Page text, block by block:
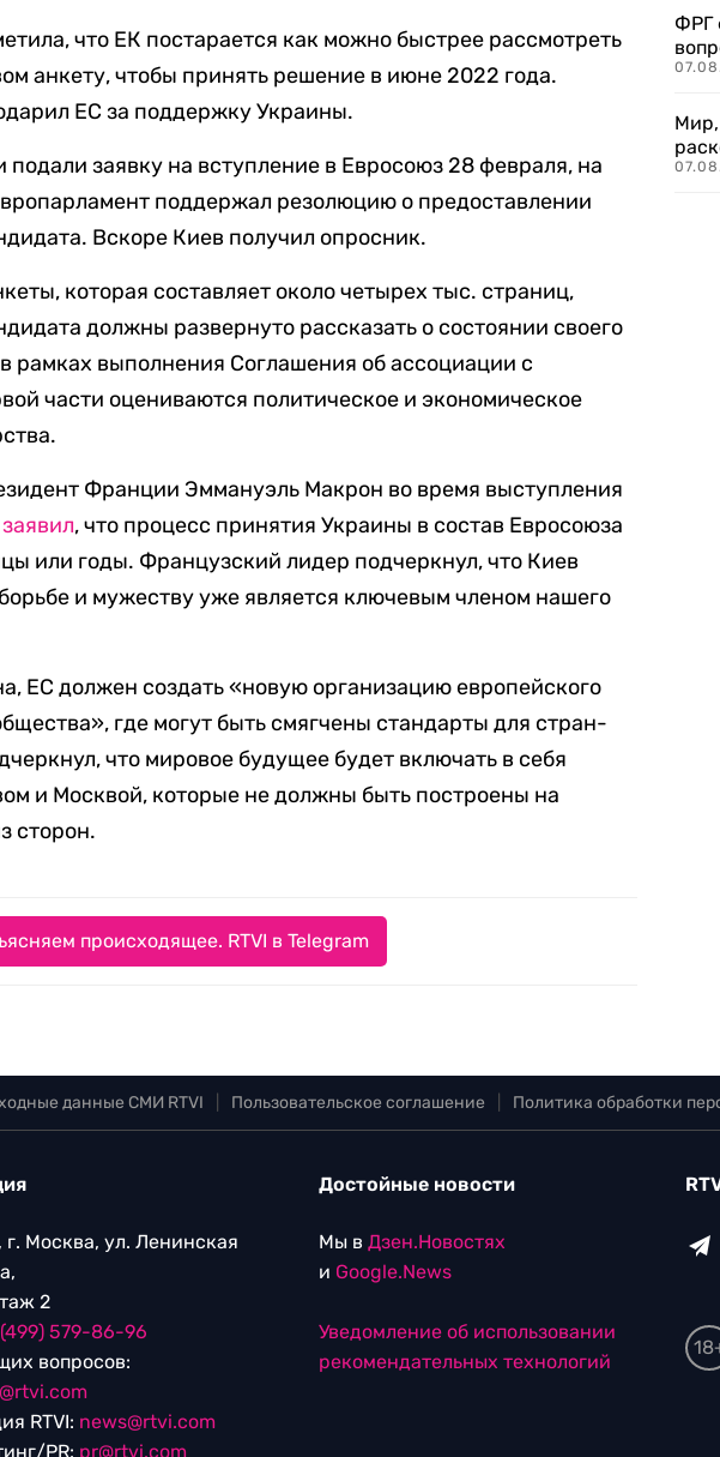
что ЕК постарается как можно быстрее рассмотреть
анкету, чтобы принять решение в июне 2022 года.
ЕС за поддержку Украины.
подали заявку на вступление в Евросоюз 28 февраля, на
поддержал резолюцию о предоставлении
Вскоре Киев получил опросник.
которая составляет около четырех тыс. страниц,
должны развернуто рассказать о состоянии своего
рамках выполнения Соглашения об ассоциации с
части оцениваются политическое и экономическое
Франции Эммануэль Макрон во время выступления
заявил, что процесс принятия Украины в состав Евросоюза
или годы. Французский лидер подчеркнул, что Киев
и мужеству уже является ключевым членом нашего
ЕС должен создать «новую организацию европейского
где могут быть смягчены стандарты для стран-
что мировое будущее будет включать в себя
и Москвой, которые не должны быть построены на
сторон.
происходящее. RTVI в Telegram
ФРГ
Мир,
данные СМИ RTVI Пользовательское соглашение Политика обработки
г. Москва, ул. Ленинская
2
579-86-96
вопросов:
RTVI: news@rtvi.com
PR: pr@rtvi.com
Достойные новости
Мы в Дзен.Новостях
и Google.News
Уведомление об использовании
рекомендательных технологий